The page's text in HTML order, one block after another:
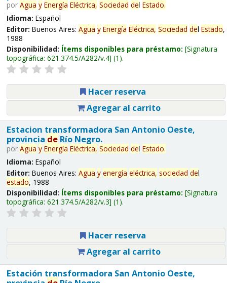
por Agua y Energía Eléctrica, Sociedad del Estado.
Idioma: Español
Editor: Buenos Aires: Agua y Energía Eléctrica, Sociedad del Estado,
1988
Disponibilidad: Ítems disponibles para préstamo: Signatura
topográfica: 621.374.5/A282/v.4 (1).
Hacer reserva
Agregar al carrito
Estacion transformadora San Antonio Oeste,
provincia deRío Negro.
por Agua y Energía Eléctrica, Sociedad del Estado.
Idioma: Español
Editor: Buenos Aires: Agua y energía eléctrica, sociedad del
estado, 1988
Disponibilidad: Ítems disponibles para préstamo: Signatura
topográfica: 621.374.5/A282/v.3 (1).
Hacer reserva
Agregar al carrito
Estación transformadora San Antonio Oeste,